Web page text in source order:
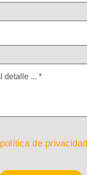
política de privacidad